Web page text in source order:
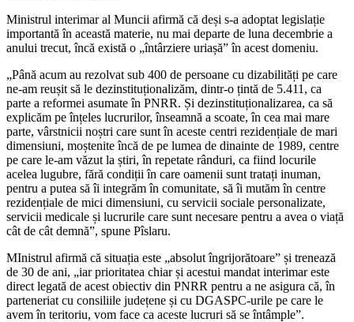
Ministrul interimar al Muncii afirmă că deși s-a adoptat legislație
importantă în această materie, nu mai departe de luna decembrie a
anului trecut, încă există o „întârziere uriașă” în acest domeniu.
„Până acum au rezolvat sub 400 de persoane cu dizabilități pe care
ne-am reușit să le dezinstituționalizăm, dintr-o țintă de 5.411, ca
parte a reformei asumate în PNRR. Și dezinstituționalizarea, ca să
explicăm pe înțeles lucrurilor, înseamnă a scoate, în cea mai mare
parte, vârstnicii noștri care sunt în aceste centri rezidențiale de mari
dimensiuni, moștenite încă de pe lumea de dinainte de 1989, centre
pe care le-am văzut la știri, în repetate rânduri, ca fiind locurile
acelea lugubre, fără condiții în care oamenii sunt tratați inuman,
pentru a putea să îi integrăm în comunitate, să îi mutăm în centre
rezidențiale de mici dimensiuni, cu servicii sociale personalizate,
servicii medicale și lucrurile care sunt necesare pentru a avea o viață
cât de cât demnă”, spune Pîslaru.
MInistrul afirmă că situația este „absolut îngrijorătoare” și trenează
de 30 de ani, „iar prioritatea chiar și acestui mandat interimar este
direct legată de acest obiectiv din PNRR pentru a ne asigura că, în
parteneriat cu consiliile județene și cu DGASPC-urile pe care le
avem în teritoriu, vom face ca aceste lucruri să se întâmple”.